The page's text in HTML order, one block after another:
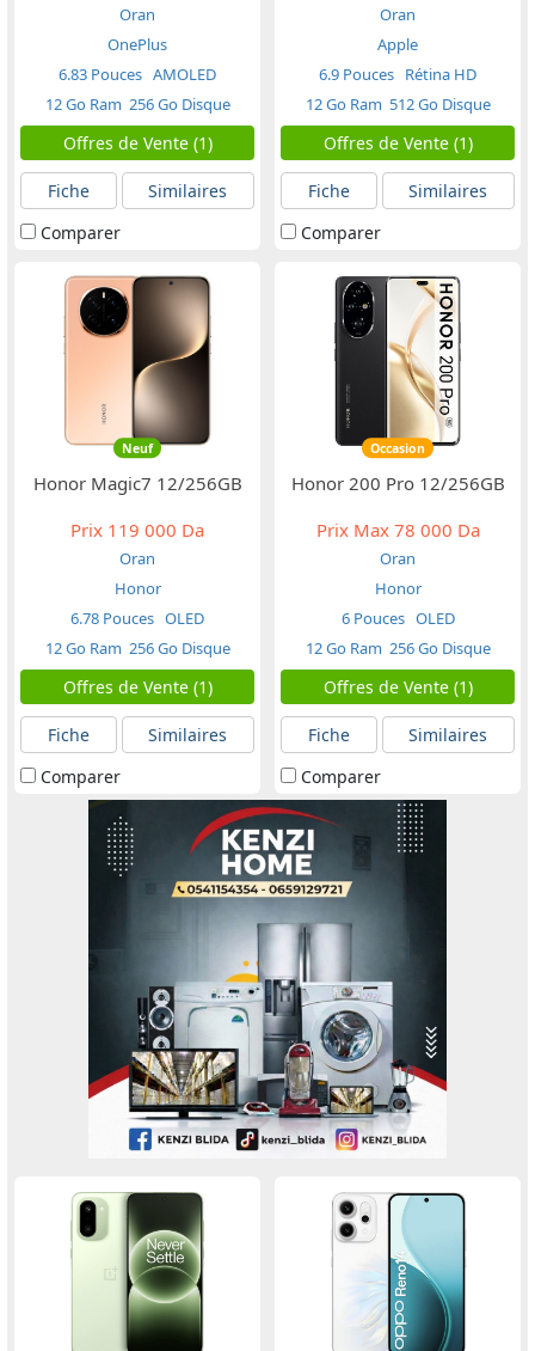
Oran
OnePlus
6.83 Pouces AMOLED
12 Go Ram 256 Go Disque
Offres de Vente (1)
Fiche
Similaires
Comparer
Oran
Apple
6.9 Pouces Rétina HD
12 Go Ram 512 Go Disque
Offres de Vente (1)
Fiche
Similaires
Comparer
Neuf
Honor Magic7 12/256GB
Prix 119 000 Da
Oran
Honor
6.78 Pouces OLED
12 Go Ram 256 Go Disque
Offres de Vente (1)
Fiche
Similaires
Comparer
Occasion
Honor 200 Pro 12/256GB
Prix Max78 000 Da
Oran
Honor
6 Pouces OLED
12 Go Ram 256 Go Disque
Offres de Vente (1)
Fiche
Similaires
Comparer